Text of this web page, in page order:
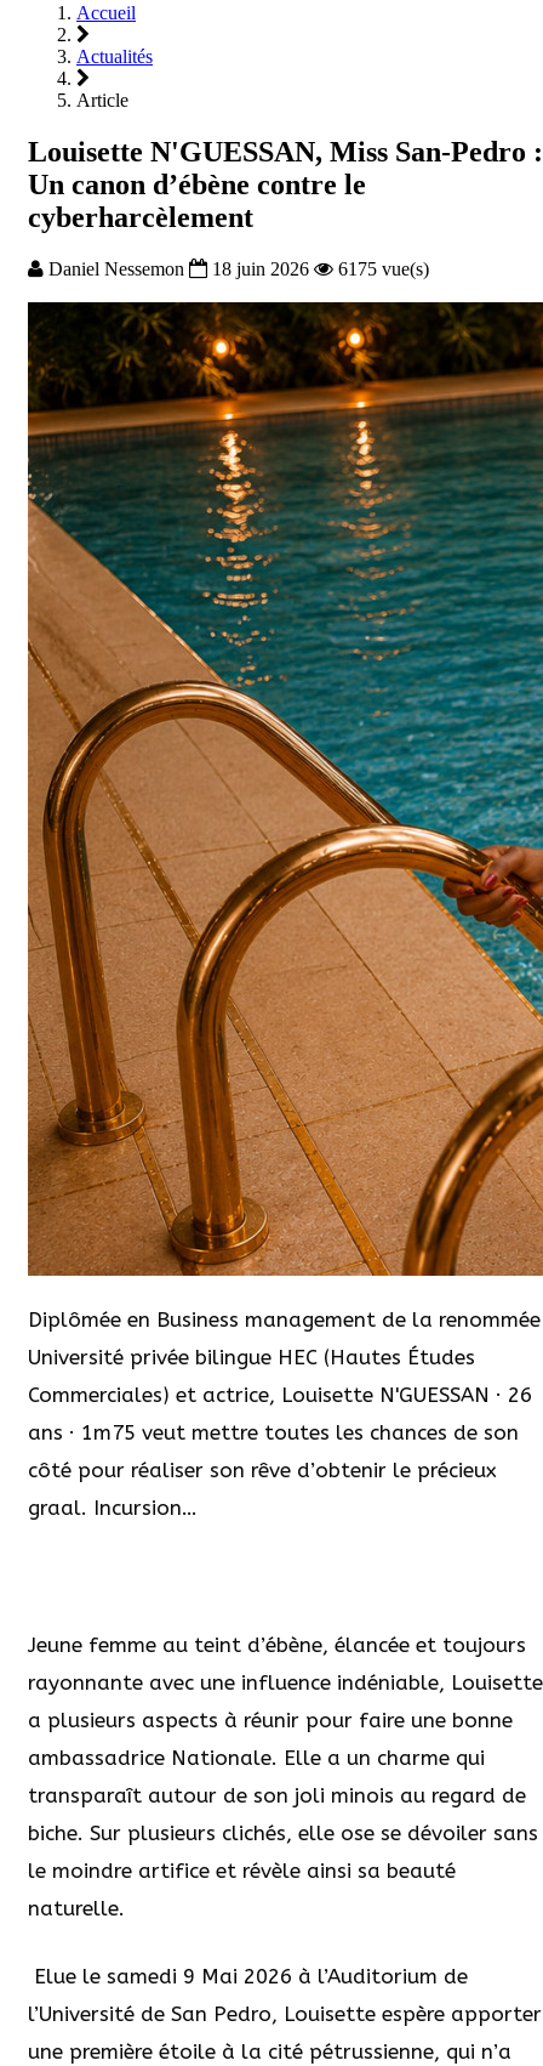
Accueil
Actualités
Article
Louisette N'GUESSAN, Miss San-Pedro :
Un canon d’ébène contre le
cyberharcèlement
Daniel Nessemon 18 juin 2026 6175 vue(s)
Diplômée en Business management de la renommée
Université privée bilingue HEC (Hautes Études
Commerciales) et actrice, Louisette N'GUESSAN · 26
ans · 1m75 veut mettre toutes les chances de son
côté pour réaliser son rêve d’obtenir le précieux
graal. Incursion…
Jeune femme au teint d’ébène, élancée et toujours
rayonnante avec une influence indéniable, Louisette
a plusieurs aspects à réunir pour faire une bonne
ambassadrice Nationale. Elle a un charme qui
transparaît autour de son joli minois au regard de
biche. Sur plusieurs clichés, elle ose se dévoiler sans
le moindre artifice et révèle ainsi sa beauté
naturelle.
Elue le samedi 9 Mai 2026 à l’Auditorium de
l’Université de San Pedro, Louisette espère apporter
une première étoile à la cité pétrussienne, qui n’a